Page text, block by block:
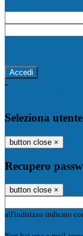
-
Seleziona utente
button close ×
Recupero
button close ×
all'indirizzo indicato